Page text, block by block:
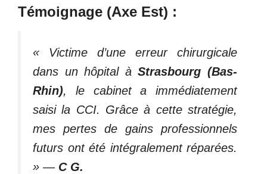
Témoignage (Axe Est) :
« Victime d’une erreur chirurgicale
dans un hôpital àStrasbourg (Bas-
Rhin), le cabinet a immédiatement
saisi la CCI. Grâce à cette stratégie,
mes pertes de gains professionnels
futurs ont été intégralement réparées.
» — C G.